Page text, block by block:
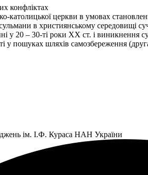
конфліктах
католицької церкви в умовах
в християнському середовищі
у 20 – 30-ті роки XX ст. і виникнення
у пошуках шляхів самозбереження
ім. І.Ф. Кураса НАН України